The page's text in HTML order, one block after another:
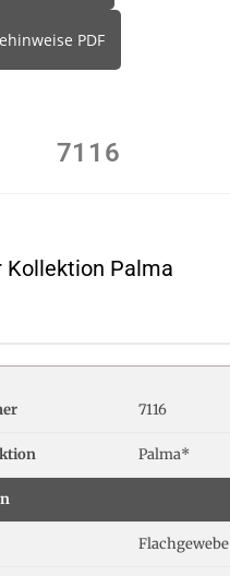
PDF
7116
Kollektion Palma
7116
Palma*
Flachgewebe